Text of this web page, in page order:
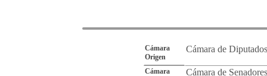
Cámara
Origen
Cámara de Diputados
Cámara
Cámara de Senadores